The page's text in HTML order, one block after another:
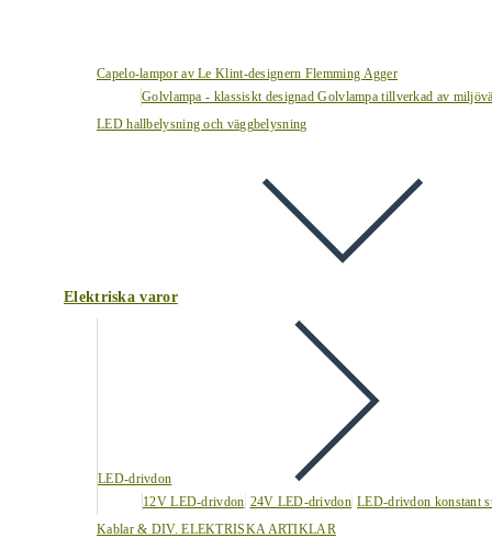
Capelo-lampor av Le Klint-designern Flemming Agger
Golvlampa - klassiskt designad Golvlampa tillverkad av
LED hallbelysning och väggbelysning
Elektriska varor
LED-drivdon
12V LED-drivdon 24V LED-drivdon LED-drivdon konstant
Kablar & DIV. ELEKTRISKA ARTIKLAR